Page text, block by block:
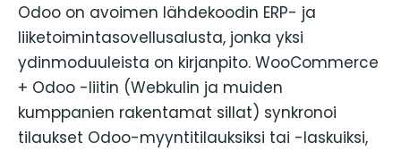
Odoo on avoimen lähdekoodin ERP- ja
liiketoimintasovellusalusta, jonka yksi
ydinmoduuleista on kirjanpito. WooCommerce
+ Odoo -liitin (Webkulin ja muiden
kumppanien rakentamat sillat) synkronoi
tilaukset Odoo-myyntitilauksiksi tai -laskuiksi,